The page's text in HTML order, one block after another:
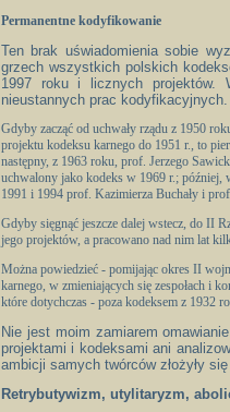
Permanentne kodyfikowanie
Ten brak uświadomienia sobie
grzech wszystkich polskich
1997 roku i licznych projektów.
nieustannych prac kodyfikacyjnych.
Gdyby zacząć od uchwały rządu z 1950
projektu kodeksu karnego do 1951 r., to
następny, z 1963 roku, prof. Jerzego
uchwalony jako kodeks w 1969 r.; później,
1991 i 1994 prof. Kazimierza Buchały i
Gdyby sięgnąć jeszcze dalej wstecz, do II
jego projektów, a pracowano nad nim lat
Można powiedzieć - pomijając okres II
karnego, w zmieniających się zespołach i
które dotychczas - poza kodeksem z 1932
Nie jest moim zamiarem
projektami i kodeksami ani
ambicji samych twórców złożyły
Retrybutywizm, utylitaryzm,